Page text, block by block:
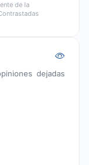
de la
dejadas